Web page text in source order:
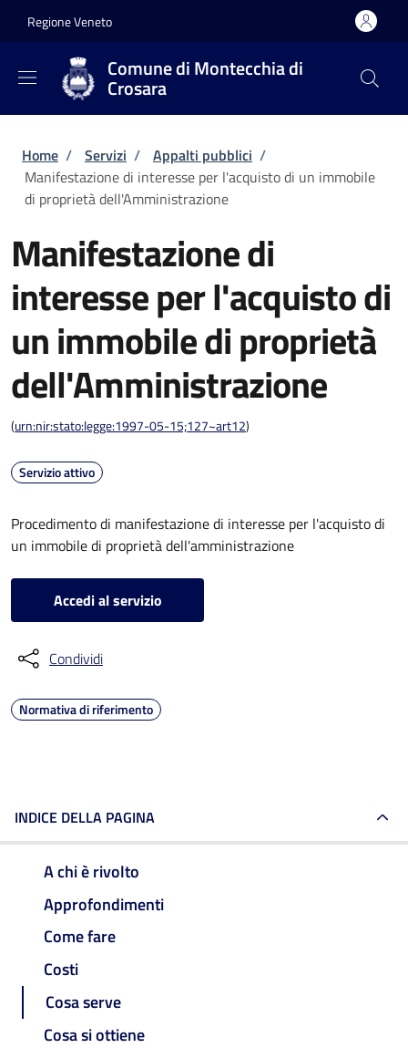
Regione Veneto
Comune di Montecchia di
Crosara
Briciole di pane
Home / Servizi / Appalti pubblici /
Manifestazione di interesse per l'acquisto di un immobile
di proprietà dell'Amministrazione
Manifestazione di
interesse per l'acquisto di
un immobile di proprietà
dell'Amministrazione
(urn:nir:stato:legge:1997-05-15;127~art12)
Servizio attivo
Procedimento di manifestazione di interesse per l'acquisto di
un immobile di proprietà dell'amministrazione
Accedi al servizio
Condividi
Normativa di riferimento
INDICE DELLA PAGINA
A chi è rivolto
Approfondimenti
Come fare
Costi
Cosa serve
Cosa si ottiene